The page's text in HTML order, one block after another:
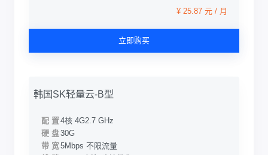
¥ 25.87 元 / 月
立即购买
韩国SK轻量云-B型
配 置4核 4G2.7 GHz
硬 盘30G
带 宽5Mbps 不限流量